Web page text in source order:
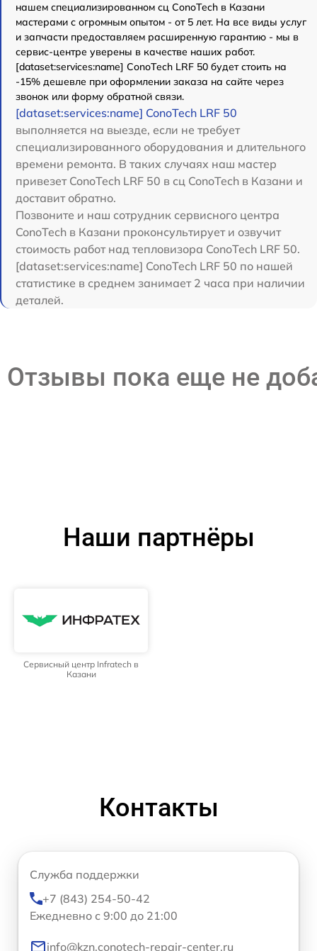
нашем специализированном сц ConoTech в Казани
мастерами с огромным опытом - от 5 лет. На все виды услуг
и запчасти предоставляем расширенную гарантию - мы в
сервис-центре уверены в качестве наших работ.
[dataset:services:name] ConoTech LRF 50 будет стоить на
-15% дешевле при оформлении заказа на сайте через
звонок или форму обратной связи.
[dataset:services:name] ConoTech LRF 50
выполняется на выезде, если не требует
специализированного оборудования и длительного
времени ремонта. В таких случаях наш мастер
привезет ConoTech LRF 50 в сц ConoTech в Казани и
доставит обратно.
Позвоните и наш сотрудник сервисного центра
ConoTech в Казани проконсультирует и озвучит
стоимость работ над тепловизора ConoTech LRF 50.
[dataset:services:name] ConoTech LRF 50 по нашей
статистике в среднем занимает 2 часа при наличии
деталей.
Отзывы пока еще не
Наши партнёры
Сервисный центр Infratech в
Казани
Контакты
Служба поддержки
+7 (843) 254-50-42
Ежедневно с 9:00 до 21:00
info@kzn.conotech-repair-center.ru